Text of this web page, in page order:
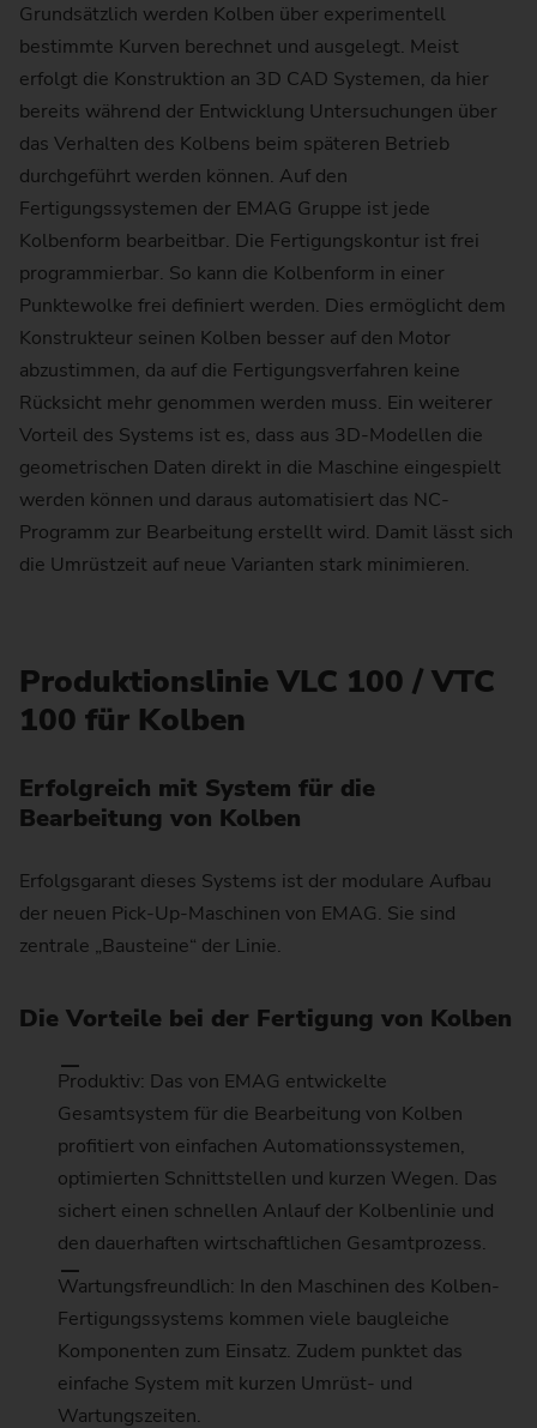
Grundsätzlich werden Kolben über experimentell
bestimmte Kurven berechnet und ausgelegt. Meist
erfolgt die Konstruktion an 3D CAD Systemen, da hier
bereits während der Entwicklung Untersuchungen über
das Verhalten des Kolbens beim späteren Betrieb
durchgeführt werden können. Auf den
Fertigungssystemen der EMAG Gruppe ist jede
Kolbenform bearbeitbar. Die Fertigungskontur ist frei
programmierbar. So kann die Kolbenform in einer
Punktewolke frei definiert werden. Dies ermöglicht dem
Konstrukteur seinen Kolben besser auf den Motor
abzustimmen, da auf die Fertigungsverfahren keine
Rücksicht mehr genommen werden muss. Ein weiterer
Vorteil des Systems ist es, dass aus 3D-Modellen die
geometrischen Daten direkt in die Maschine eingespielt
werden können und daraus automatisiert das NC-
Programm zur Bearbeitung erstellt wird. Damit lässt sich
die Umrüstzeit auf neue Varianten stark minimieren.
Produktionslinie VLC 100 / VTC
100 für Kolben
Erfolgreich mit System für die
Bearbeitung von Kolben
Erfolgsgarant dieses Systems ist der modulare Aufbau
der neuen Pick-Up-Maschinen von EMAG. Sie sind
zentrale „Bausteine“ der Linie.
Die Vorteile bei der Fertigung von Kolben
Produktiv: Das von EMAG entwickelte
Gesamtsystem für die Bearbeitung von Kolben
profitiert von einfachen Automationssystemen,
optimierten Schnittstellen und kurzen Wegen. Das
sichert einen schnellen Anlauf der Kolbenlinie und
den dauerhaften wirtschaftlichen Gesamtprozess.
Wartungsfreundlich: In den Maschinen des Kolben-
Fertigungssystems kommen viele baugleiche
Komponenten zum Einsatz. Zudem punktet das
einfache System mit kurzen Umrüst- und
Wartungszeiten.